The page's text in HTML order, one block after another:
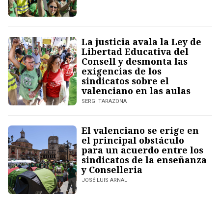
La justicia avala la Ley de
Libertad Educativa del
Consell y desmonta las
exigencias de los
sindicatos sobre el
valenciano en las aulas
SERGI TARAZONA
El valenciano se erige en
el principal obstáculo
para un acuerdo entre los
sindicatos de la enseñanza
y Conselleria
JOSÉ LUIS ARNAL